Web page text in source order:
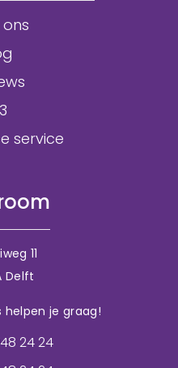
service
11
Delft
helpen je graag!
24 24